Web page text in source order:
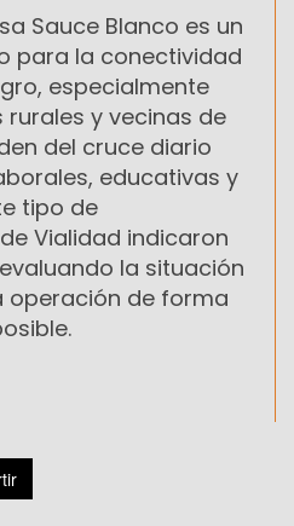
Sauce Blanco es un
para la conectividad
especialmente
y vecinas de
del cruce diario
educativas y
tipo de
Vialidad indicaron
la situación
operación de forma